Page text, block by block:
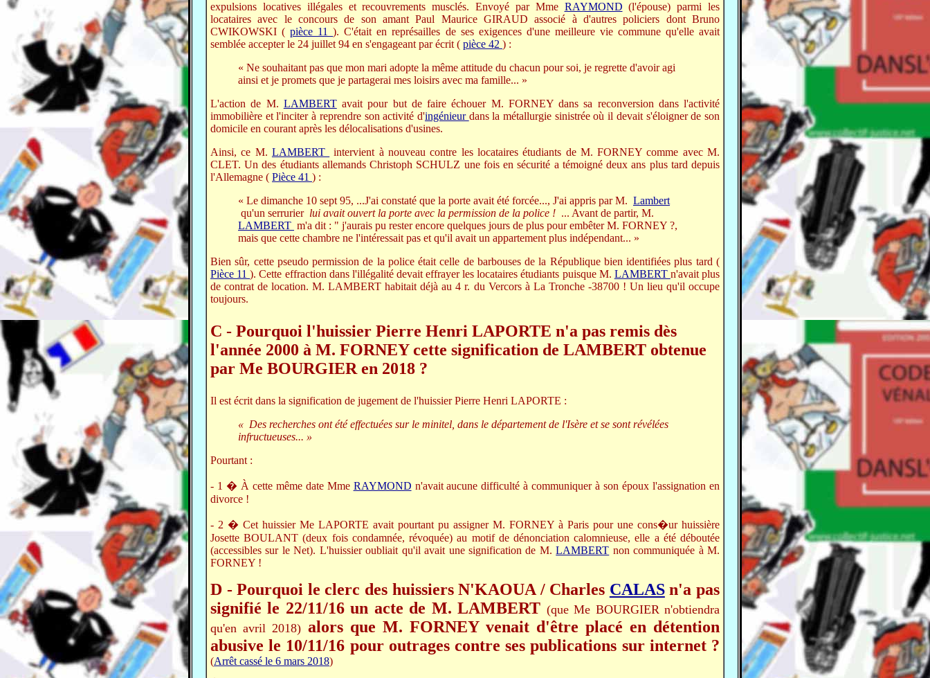
expulsions locatives illégales et recouvrements musclés. Envoyé par Mme RAYMOND (l'épouse) parmi les
locataires avec le concours de son amant Paul Maurice GIRAUD associé à d'autres policiers dont Bruno
CWIKOWSKI (pièce 11). C'était en représailles de ses exigences d'une meilleure vie commune qu'elle avait
semblée accepter le 24 juillet 94 en s'engageant par écrit ( pièce 42 ) :
« Ne souhaitant pas que mon mari adopte la même attitude du chacun pour soi, je regrette d'avoir agi
ainsi et je promets que je partagerai mes loisirs avec ma famille... »
L'action de M. LAMBERTavait pour but de faire échouer M. FORNEY dans sa reconversion dans l'activité
immobilière et l'inciter à reprendre son activité d'ingénieur dans la métallurgie sinistrée où il devait s'éloigner de son
domicile en courant après les délocalisations d'usines.
Ainsi, ce M. LAMBERT
intervient à nouveau contre les locataires étudiants de M. FORNEY comme avec M.
CLET. Un des étudiants allemands Christoph SCHULZ une fois en sécurité a témoigné deux ans plus tard depuis
l'Allemagne ( Pièce 41 ) :
« Le dimanche 10 sept 95, ...J'ai constaté que la porte avait été forcée..., J'ai appris par M. Lambert
qu'un serrurier lui avait ouvert la porte avec la permission de la police ! ... Avant de partir, M.
LAMBERT m'a dit : " j'aurais pu rester encore quelques jours de plus pour embêter M. FORNEY ?,
mais que cette chambre ne l'intéressait pas et qu'il avait un appartement plus indépendant... »
Bien sûr, cette pseudo permission de la police était celle de barbouses de la République bien identifiées plus tard (
Pièce 11). Cette effraction dans l'illégalité devait effrayer les locataires étudiants puisque M. LAMBERT n'avait plus
de contrat de location. M. LAMBERT habitait déjà au 4 r. du Vercors à La Tronche -38700 ! Un lieu qu'il occupe
toujours.
C - Pourquoi l'huissier Pierre Henri LAPORTE n'a pas remis dès
l'année 2000 à M. FORNEY cette signification de LAMBERT obtenue
par Me BOURGIER en 2018 ?
Il est écrit dans la signification de jugement de l'huissier Pierre Henri LAPORTE :
« Des recherches ont été effectuées sur le minitel, dans le département de l'Isère et se sont révélées
infructueuses... »
Pourtant :
- 1 � À cette même date Mme RAYMOND n'avait aucune difficulté à communiquer à son époux l'assignation en
divorce !
- 2 � Cet huissier Me LAPORTE avait pourtant pu assigner M. FORNEY à Paris pour une cons�ur huissière
Josette BOULANT (deux fois condamnée, révoquée) au motif de dénonciation calomnieuse, elle a été déboutée
(accessibles sur le Net). L'huissier oubliait qu'il avait une signification de M.LAMBERT non communiquée à M.
FORNEY !
D - Pourquoi le clerc des huissiers N'KAOUA / Charles CALASn'a pas
signifié le 22/11/16 un acte de M. LAMBERT (que Me BOURGIER n'obtiendra
qu'en avril 2018) alors que M. FORNEY venait d'être placé en détention
abusive le 10/11/16 pour outrages contre ses publications sur internet ?
(Arrêt cassé le 6 mars 2018)